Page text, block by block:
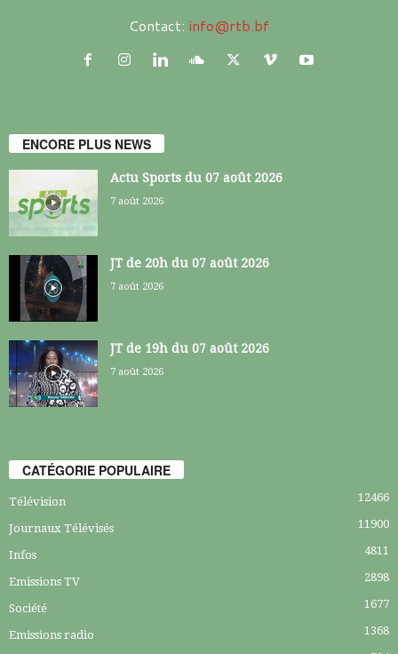
Contact: info@rtb.bf
ENCORE PLUS NEWS
Actu Sports du 07 août 2026
7 août 2026
JT de 20h du 07 août 2026
7 août 2026
JT de 19h du 07 août 2026
7 août 2026
CATÉGORIE POPULAIRE
Télévision 12466
Journaux Télévisés 11900
Infos 4811
Emissions TV 2898
Société 1677
Emissions radio
1368